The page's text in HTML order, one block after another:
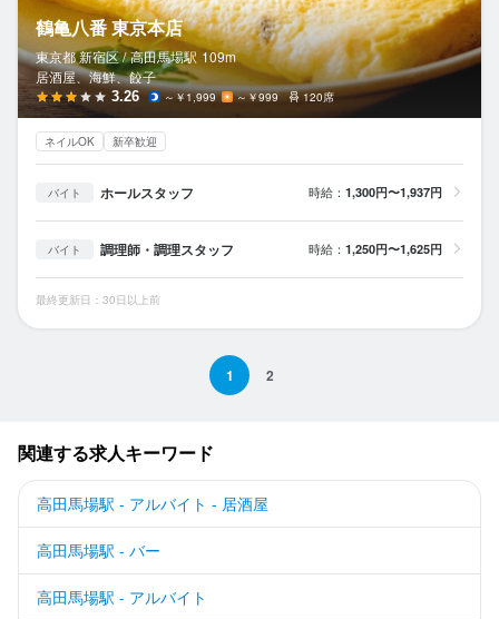
鶴亀八番 東京本店
東京都 新宿区 / 高田馬場駅 109m
居酒屋、海鮮、餃子
3.26 ～￥1,999 ～￥999 120席
ネイルOK 新卒歓迎
バイト ホールスタッフ 時給： 1,300円〜1,937円
バイト 調理師・調理スタッフ 時給： 1,250円〜1,625円
最終更新日：30日以上前
1 2
関連する求人キーワード
高田馬場駅 - アルバイト - 居酒屋
高田馬場駅 - バー
高田馬場駅 - アルバイト